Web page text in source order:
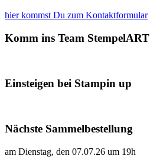
hier kommst Du zum Kontaktformular
Komm ins Team StempelART
Einsteigen bei Stampin up
Nächste Sammelbestellung
am Dienstag, den 07.07.26 um 19h